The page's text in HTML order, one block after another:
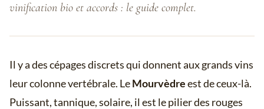
vinification bio et accords : le guide complet.
Il y a des cépages discrets qui donnent aux grands vins
leur colonne vertébrale. LeMourvèdreest de ceux-là.
Puissant, tannique, solaire, il est le pilier des rouges